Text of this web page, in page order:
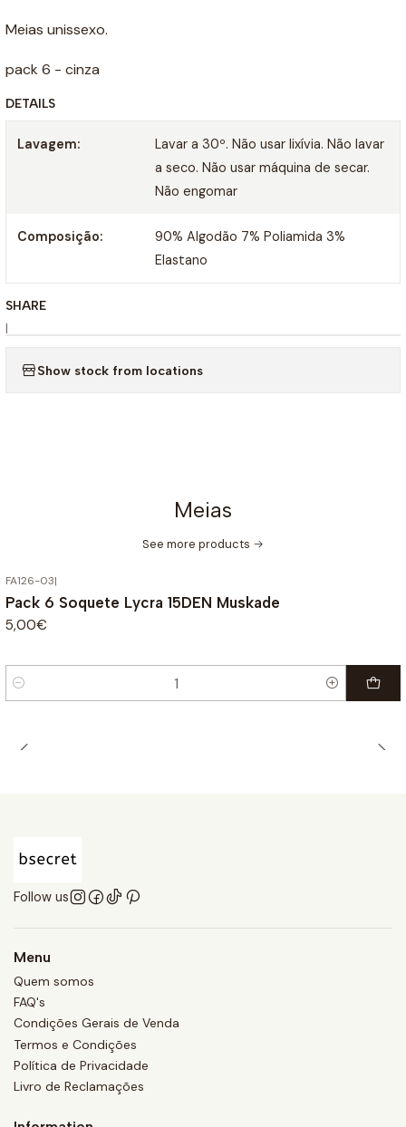
Meias unissexo.
pack 6 - cinza
DETAILS
Lavagem:
Lavar a 30º. Não usar lixívia. Não lavar
a seco. Não usar máquina de secar.
Não engomar
Composição:
90% Algodão 7% Poliamida 3%
Elastano
SHARE
|
Show stock from locations
Meias
See more products
FA126-03|
Pack 6 Soquete Lycra 15DEN Muskade
5,00€
Quantity
Follow us
Menu
Quem somos
FAQ's
Condições Gerais de Venda
Termos e Condições
Política de Privacidade
Livro de Reclamações